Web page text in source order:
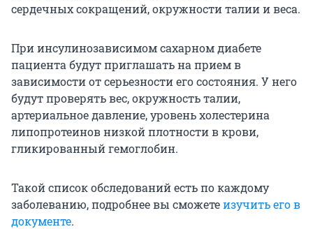
сердечных сокращений, окружности талии и веса.
При инсулинозависимом сахарном диабете
пациента будут приглашать на прием в
зависимости от серьезности его состояния. У него
будут проверять вес, окружность талии,
артериальное давление, уровень холестерина
липопротеинов низкой плотности в крови,
гликированный гемоглобин.
Такой список обследований есть по каждому
заболеванию, подробнее вы сможетеизучить его в
документе.